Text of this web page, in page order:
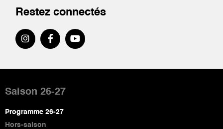
Restez connectés
de
page
Saison 26-27
Programme 26-27
Hors-saison